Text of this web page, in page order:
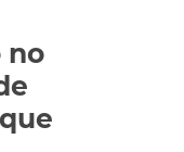
no